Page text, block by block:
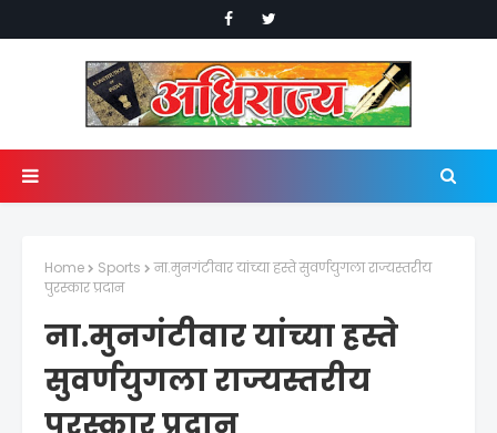
Home Sports
ना.मुनगंटीवार यांच्या हस्ते सुवर्णयुगला राज्यस्तरीय
पुरस्कार प्रदान
ना.मुनगंटीवार यांच्या हस्ते
सुवर्णयुगला राज्यस्तरीय
पुरस्कार प्रदान